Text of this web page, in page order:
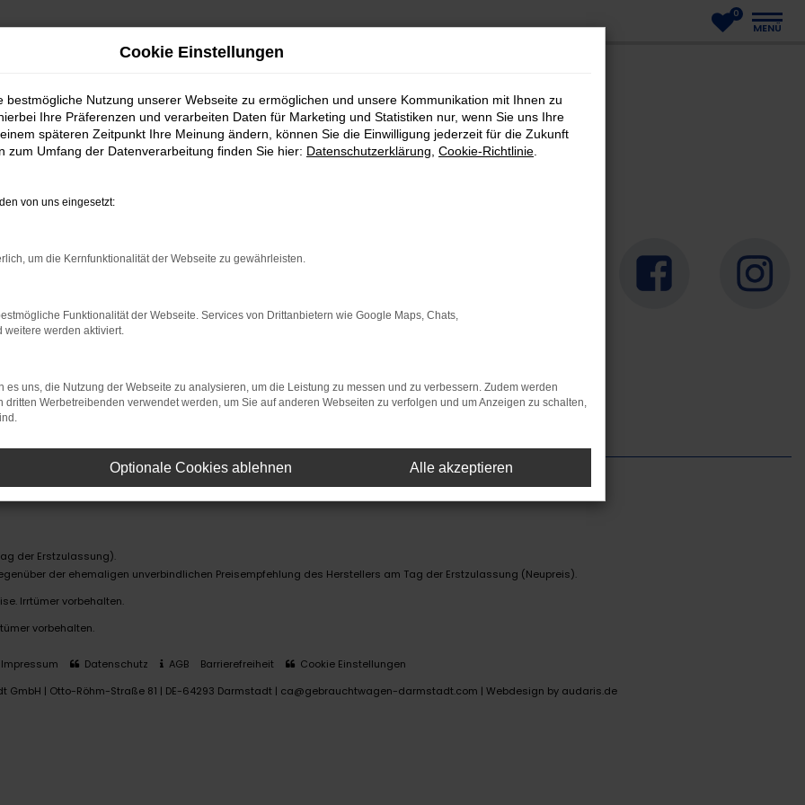
0
MENÜ
der Erstzulassung).
der ehemaligen unverbindlichen Preisempfehlung des Herstellers am Tag der Erstzulassung (Neupreis).
Irrtümer vorbehalten.
vorbehalten.
Impressum Datenschutz AGB Barrierefreiheit
Cookie Einstellungen
GmbH | Otto-Röhm-Straße 81 | DE-64293 Darmstadt | ca@gebrauchtwagen-darmstadt.com | Webdesign by audaris.de
Cookie Einstellungen
bestmögliche Nutzung unserer Webseite zu ermöglichen und unsere Kommunikation mit Ihnen zu
Ihre Präferenzen und verarbeiten Daten für Marketing und Statistiken nur, wenn Sie uns Ihre
späteren Zeitpunkt Ihre Meinung ändern, können Sie die Einwilligung jederzeit für die Zukunft
zum Umfang der Datenverarbeitung finden Sie hier: Datenschutzerklärung Cookie-Richtlinie
von uns eingesetzt:
um die Kernfunktionalität der Webseite zu gewährleisten.
Funktionalität der Webseite. Services von Drittanbietern wie Google Maps, Chats,
weitere werden aktiviert.
es uns, die Nutzung der Webseite zu analysieren, um die Leistung zu messen und zu verbessern. Zudem werden
dritten Werbetreibenden verwendet werden, um Sie auf anderen Webseiten zu verfolgen und um Anzeigen zu schalten,
Optionale Cookies ablehnen Alle akzeptieren